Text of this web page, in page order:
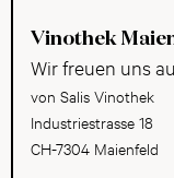
Vinothek
Wir freuen uns
von Salis Vinothek
Industriestrasse 18
CH-7304 Maienfeld